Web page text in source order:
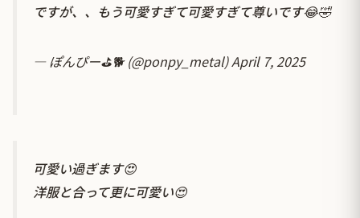
ですが、、もう可愛すぎて可愛すぎて尊いです😂🤣
— ぽんぴー⛳️🐕 (@ponpy_metal)April 7, 2025
可愛い過ぎます😍
洋服と合って更に可愛い😍